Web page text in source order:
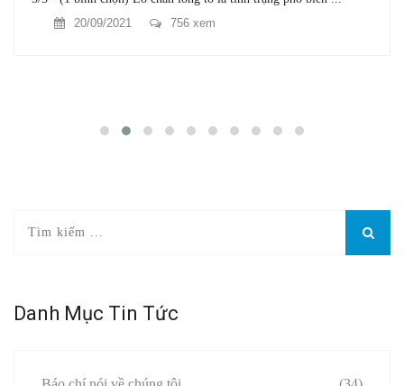
20/09/2021
756 xem
Danh Mục Tin Tức